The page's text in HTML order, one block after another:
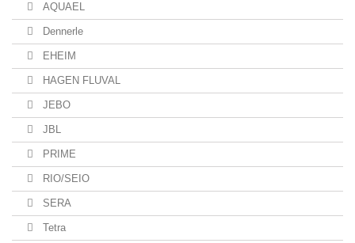
AQUAEL
Dennerle
EHEIM
HAGEN FLUVAL
JEBO
JBL
PRIME
RIO/SEIO
SERA
Tetra